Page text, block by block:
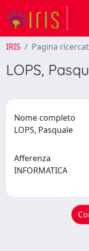
IRIS Pagina
LOPS,
Nome completo
LOPS, Pasquale
Afferenza
INFORMATICA